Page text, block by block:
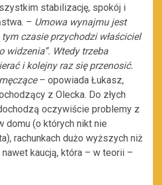
stabilizację, spokój i
– Umowa wynajmu jest
czasie przychodzi właściciel
widzenia”. Wtedy trzeba
i kolejny raz się przenosić.
– opowiada Łukasz,
z Olecka. Do złych
oczywiście problemy z
domu (o których nikt nie
rachunkach dużo wyższych niż
nawet kaucją, która – w teorii –